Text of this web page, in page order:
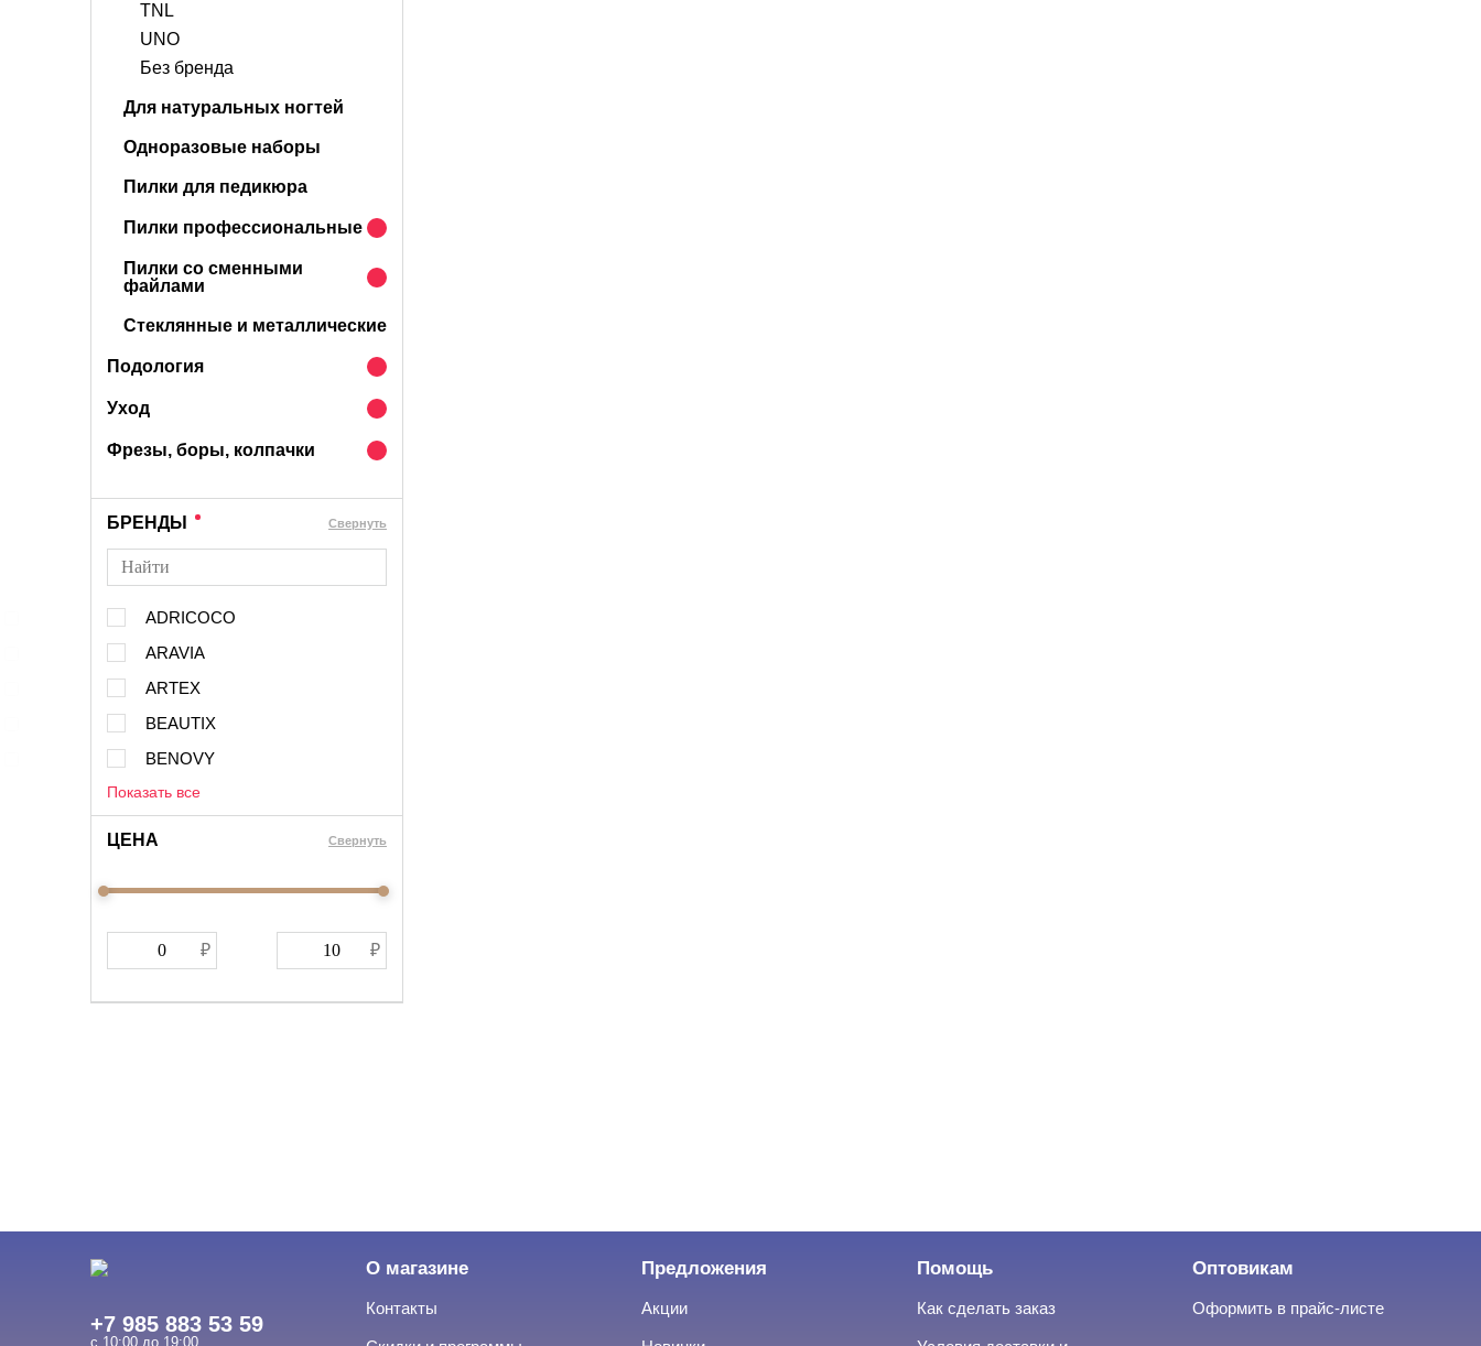
TNL
UNO
Без бренда
Для натуральных ногтей
Одноразовые наборы
Пилки для педикюра
Пилки профессиональные
Пилки со сменными
файлами
Стеклянные и металлические
Подология
Уход
Фрезы, боры, колпачки
БРЕНДЫ Cвернуть
ADRICOCO
ARAVIA
ARTEX
BEAUTIX
BENOVY
Показать все
ЦЕНА Cвернуть
+7 985 883 53 59
с 10:00 до 19:00
О магазине
Контакты
Предложения
Акции
Помощь
Как сделать заказ
Оптовикам
Оформить в прайс-листе